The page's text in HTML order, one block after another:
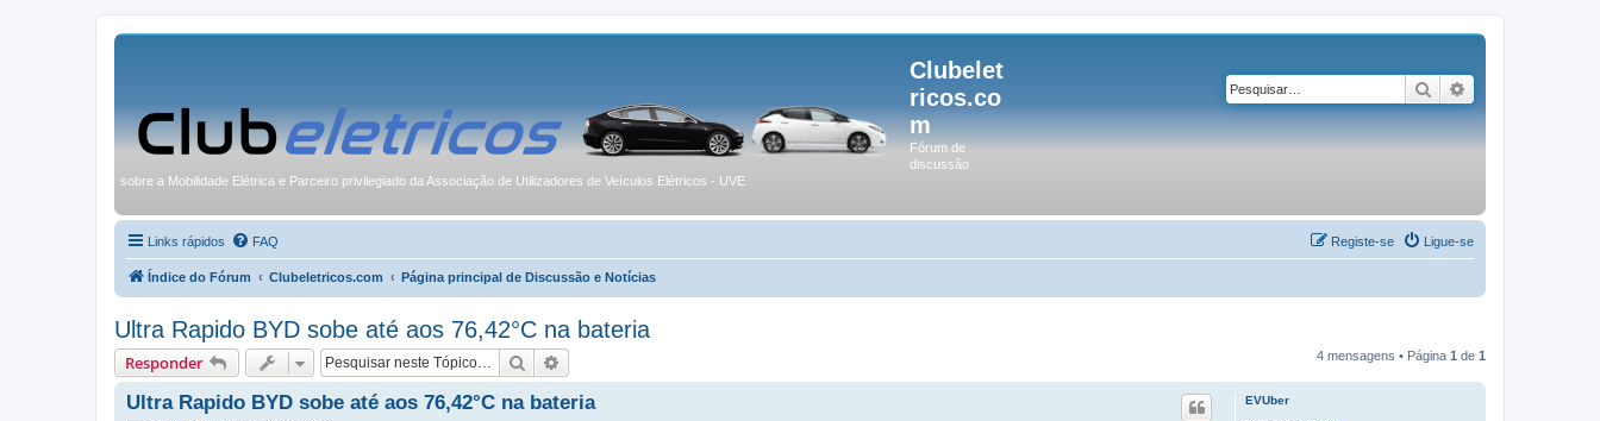
Clubelet
ricos.co
m
Fórum de
discussão
sobre a Mobilidade Elétrica e Parceiro privilegiado da Associação de Utilizadores de Veículos Elétricos - UVE
Pesquisar
Links rápidos FAQ Ligue-se
Registe-se
Índice do Fórum Clubeletricos.com Página principal de Discussão e Notícias
Ultra Rapido BYD sobe até aos 76,42°C na bateria
Responder Pesquisar 4 mensagens • Página 1 de 1
EVUber
Ultra Rapido BYD sobe até aos 76,42°C na bateria